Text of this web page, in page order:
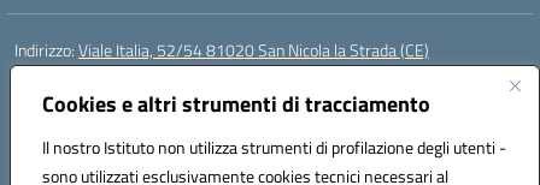
Cookies e altri strumenti di tracciamento
Il nostro Istituto non utilizza strumenti di profilazione degli utenti -
sono utilizzati esclusivamente cookies tecnici necessari al
Indirizzo:Viale Italia, 52/54 81020 San Nicola la Strada (CE)
Centralino:
Posta elettronica certificata (PEC):ceic86700d@pec.istruzione.it
Codice fiscale: 93081990611
Codice meccanografico:CEIC86700D